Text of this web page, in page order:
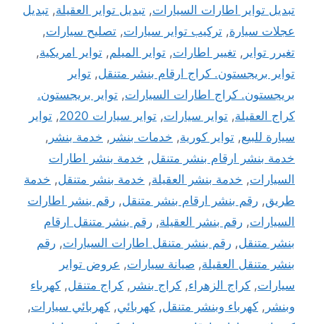
تبديل تواير اطارات السيارات, تبديل تواير العقيلة, تبديل
عجلات سيارة, تركيب تواير سيارات, تصليح سيارات,
تغيرر تواير , تغيير اطارات, تواير الميلم, تواير امريكية,
تواير بريجستون. كراج ارقام بنشر متنقل, تواير
بريجستون. كراج اطارات السيارات, تواير بريجستون.
كراج العقيلة, تواير سيارات, تواير سيارات 2020 , تواير
سيارة للبيع, تواير كورية, خدمات بنشر , خدمة بنشر ,
خدمة بنشر ارقام بنشر متنقل, خدمة بنشر اطارات
السيارات, خدمة بنشر العقيلة, خدمة بنشر متنقل, خدمة
طريق, رقم بنشر ارقام بنشر متنقل, رقم بنشر اطارات
السيارات, رقم بنشر العقيلة, رقم بنشر متنقل ارقام
بنشر متنقل, رقم بنشر متنقل اطارات السيارات, رقم
بنشر متنقل العقيلة, صيانة سيارات, عروض تواير
سيارات, كراج الزهراء, كراج بنشر , كراج متنقل, كهرباء
وبنشر , كهرباء وبنشر متنقل, كهربائي, كهربائي سيارات,